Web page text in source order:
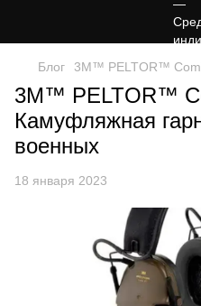
Блог 3M™ PELTOR™
3M™ PELTOR™
Камуфляжная
военных
18 января 2023